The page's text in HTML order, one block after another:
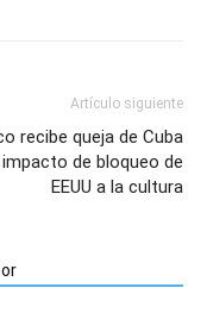
Artículo siguiente
recibe queja de Cuba
de bloqueo de
EEUU a la cultura